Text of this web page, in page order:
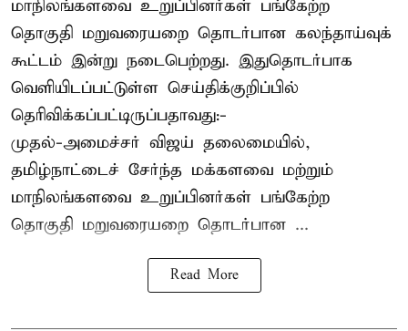
மாநிலங்களவை உறுப்பினர்கள் பங்கேற்ற
தொகுதி மறுவரையறை தொடர்பான கலந்தாய்வுக்
கூட்டம் இன்று நடைபெற்றது. இதுதொடர்பாக
வெளியிடப்பட்டுள்ள செய்திக்குறிப்பில்
தெரிவிக்கப்பட்டிருப்பதாவது:-
முதல்-அமைச்சர் விஜய் தலைமையில்,
தமிழ்நாட்டைச் சேர்ந்த மக்களவை மற்றும்
மாநிலங்களவை உறுப்பினர்கள் பங்கேற்ற
தொகுதி மறுவரையறை தொடர்பான ...
Read More